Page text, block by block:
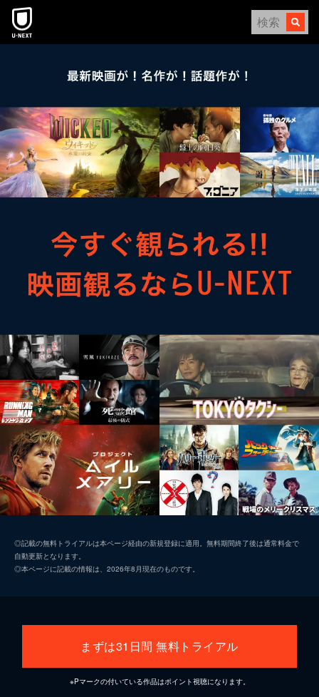
本文へスキップ
◎記載の無料トライアルは本ページ経由の新規登録に適用。無料期間終了後は通常料金で
自動更新となります。
◎本ページに記載の情報は、2026年8月現在のものです。
まずは31日間 無料トライアル
※Pマークの付いている作品はポイント視聴になります。